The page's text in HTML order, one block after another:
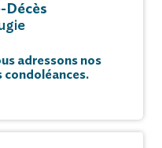
Décès
adressons nos
condoléances.